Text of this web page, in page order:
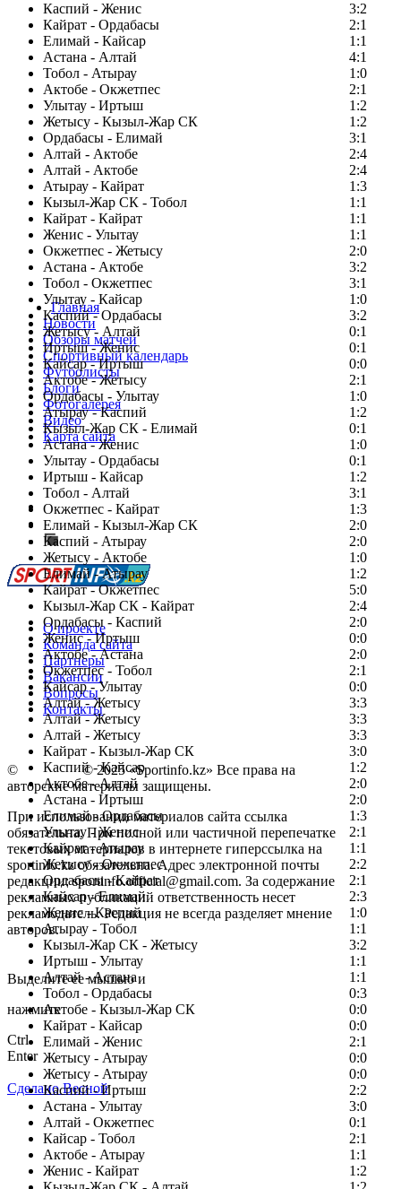
Каспий - Женис
3:2
Кайрат - Ордабасы
2:1
Елимай - Кайсар
1:1
Астана - Алтай
4:1
Тобол - Атырау
1:0
Актобе - Окжетпес
2:1
Улытау - Иртыш
1:2
Жетысу - Кызыл-Жар СК
1:2
Ордабасы - Елимай
3:1
Алтай - Актобе
2:4
Алтай - Актобе
2:4
Атырау - Кайрат
1:3
Кызыл-Жар СК - Тобол
1:1
Кайрат - Кайрат
1:1
Женис - Улытау
1:1
Окжетпес - Жетысу
2:0
Астана - Актобе
3:2
Тобол - Окжетпес
3:1
Улытау - Кайсар
1:0
Каспий - Ордабасы
3:2
Жетысу - Алтай
0:1
Иртыш - Женис
0:1
Кайсар - Иртыш
0:0
Актобе - Жетысу
2:1
Ордабасы - Улытау
1:0
Атырау - Каспий
1:2
Кызыл-Жар СК - Елимай
0:1
Астана - Женис
1:0
Улытау - Ордабасы
0:1
Иртыш - Кайсар
1:2
Тобол - Алтай
3:1
Окжетпес - Кайрат
1:3
Елимай - Кызыл-Жар СК
2:0
Каспий - Атырау
2:0
Жетысу - Актобе
1:0
Елимай - Атырау
1:2
Кайрат - Окжетпес
5:0
Кызыл-Жар СК - Кайрат
2:4
Ордабасы - Каспий
2:0
Женис - Иртыш
0:0
Актобе - Астана
2:0
Окжетпес - Тобол
2:1
Кайсар - Улытау
0:0
Алтай - Жетысу
3:3
Алтай - Жетысу
3:3
Алтай - Жетысу
3:3
Кайрат - Кызыл-Жар СК
3:0
Каспий - Кайсар
1:2
Актобе - Алтай
2:0
Астана - Иртыш
2:0
Елимай - Ордабасы
1:3
Улытау - Женис
2:1
Кайрат - Атырау
1:1
Жетысу - Окжетпес
2:2
Ордабасы - Кайрат
2:1
Кайсар - Елимай
2:3
Женис - Каспий
1:0
Атырау - Тобол
1:1
Кызыл-Жар СК - Жетысу
3:2
Иртыш - Улытау
1:1
Алтай - Астана
1:1
Тобол - Ордабасы
0:3
Актобе - Кызыл-Жар СК
0:0
Кайрат - Кайсар
0:0
Елимай - Женис
2:1
Жетысу - Атырау
0:0
Жетысу - Атырау
0:0
Каспий - Иртыш
2:2
Астана - Улытау
3:0
Алтай - Окжетпес
0:1
Кайсар - Тобол
2:1
Актобе - Атырау
1:1
Женис - Кайрат
1:2
Главная
Новости
Обзоры матчей
Спортивный календарь
Футболисты
Блоги
Фотогалерея
Видео
Карта сайта
Есть идея?
Сообщить о мероприятии
Перейти на старый сайт
О проекте
Команда сайта
Партнеры
Вакансии
Вопросы
Контакты
© Copyright© 2025 «Sportinfo.kz» Все права на
авторские материалы защищены.
При использовании материалов сайта ссылка
обязательна. При полной или частичной перепечатке
текстовых материалов в интернете гиперссылка на
sportinfo.kz обязательна. Адрес электронной почты
редакции: sportinfo.official@gmail.com. За содержание
рекламных публикаций ответственность несет
рекламодатель. Редакция не всегда разделяет мнение
авторов.
Заметили ошибку в тексте?
Выделите ее мышью и
нажмите
Ctrl
Enter
Сделано Весной